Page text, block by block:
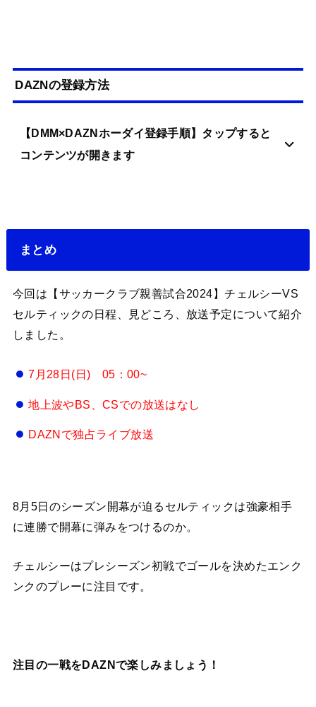
DAZNの登録方法
【DMM×DAZNホーダイ登録手順】タップすると
コンテンツが開きます
まとめ
今回は【サッカークラブ親善試合2024】チェルシーVS
セルティックの日程、見どころ、放送予定について紹介
しました。
7月28日(日) 05：00~
地上波やBS、CSでの放送はなし
DAZNで独占ライブ放送
8月5日のシーズン開幕が迫るセルティックは強豪相手
に連勝で開幕に弾みをつけるのか。
チェルシーはプレシーズン初戦でゴールを決めたエンク
ンクのプレーに注目です。
注目の一戦をDAZNで楽しみましょう！